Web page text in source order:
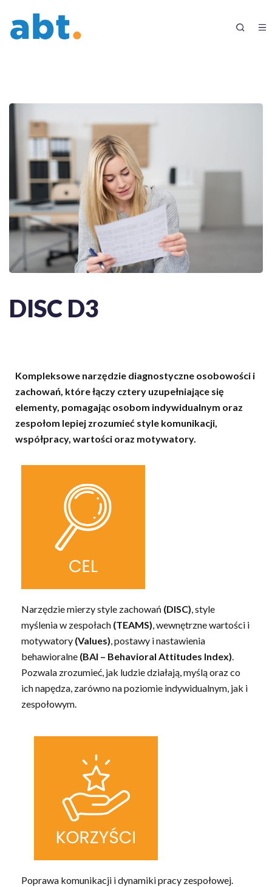
DISC D3
Kompleksowe narzędzie diagnostyczne osobowości i
zachowań, które łączy cztery uzupełniające się
elementy, pomagając osobom indywidualnym oraz
zespołom lepiej zrozumieć style komunikacji,
współpracy, wartości oraz motywatory.
Narzędzie mierzy style zachowań (DISC), style
myślenia w zespołach (TEAMS), wewnętrzne wartości i
motywatory (Values), postawy i nastawienia
behawioralne (BAI – Behavioral Attitudes Index).
Pozwala zrozumieć, jak ludzie działają, myślą oraz co
ich napędza, zarówno na poziomie indywidualnym, jak i
zespołowym.
Poprawa komunikacji i dynamiki pracy zespołowej.